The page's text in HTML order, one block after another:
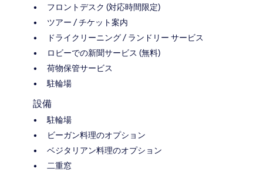
フロントデスク (対応時間限定)
ツアー / チケット案内
ドライクリーニング / ランドリー サービス
ロビーでの新聞サービス (無料)
荷物保管サービス
駐輪場
設備
駐輪場
ビーガン料理のオプション
ベジタリアン料理のオプション
二重窓